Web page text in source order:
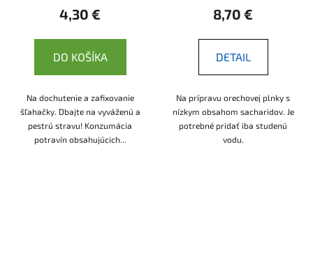
4,30 €
DO KOŠÍKA
Na dochutenie a zafixovanie
šľahačky. Dbajte na vyváženú a
pestrú stravu! Konzumácia
potravín obsahujúcich...
8,70 €
DETAIL
Na prípravu orechovej plnky s
nízkym obsahom sacharidov. Je
potrebné pridať iba studenú
vodu.